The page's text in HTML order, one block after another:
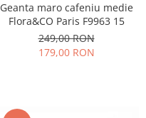
Geanta maro cafeniu medie
Flora&CO Paris F9963 15
249,00 RON
179,00 RON